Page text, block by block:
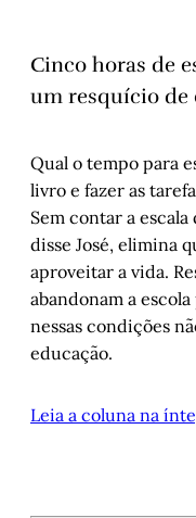
Cinco horas de
um resquício de
Qual o tempo para
livro e fazer as
Sem contar a
disse José, elimina
aproveitar a vida.
abandonam a
nessas condições
educação.
Leia a coluna na